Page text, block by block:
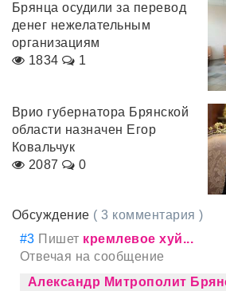
Брянца осудили за перевод
денег нежелательным
организациям
1834
1
Врио губернатора Брянской
области назначен Егор
Ковальчук
2087
0
Обсуждение ( 3 комментария )
#3 Пишет кремлевое xyй...
Отвечая на сообщение
Александр Митрополит